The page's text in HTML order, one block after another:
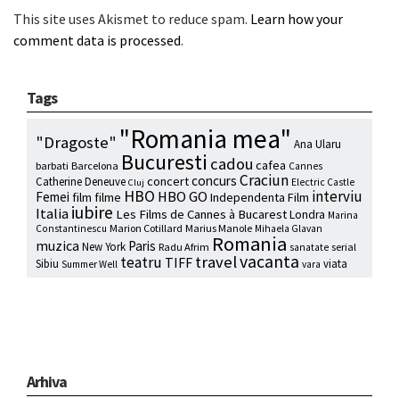
This site uses Akismet to reduce spam. Learn how your
comment data is processed.
Tags
"Dragoste" "Romania mea" Ana Ularu
barbati Barcelona Bucuresti cadou cafea Cannes
Catherine Deneuve Cluj concertconcurs Craciun Electric Castle
Femei film filme HBO HBO GO Independenta Film interviu
Italiaiubire Les Films de Cannes à BucarestLondra Marina
Constantinescu Marion Cotillard Marius Manole Mihaela Glavan
muzica New York Paris Radu Afrim Romania sanatate serial
Sibiu Summer Well teatru TIFF travelvacanta vara viata
Arhiva